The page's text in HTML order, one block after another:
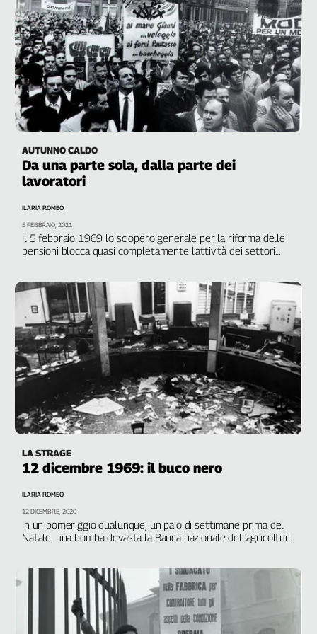
Liguria
Lombardia
Marche
Piemonte
Puglia
Sardegna
Sicilia
Toscana
Trentino
Umbria
Valle
Veneto
Archivio
2014
Cerca
Contatti
La
Newsletter
AUTUNNO CALDO
Da una parte sola, dalla parte dei
lavoratori
Il 5 febbraio 1969 lo sciopero generale per la riforma delle
pensioni blocca quasi completamente l’attività dei settori
industriali
ILARIA ROMEO
5 FEBBRAIO, 2021
LA STRAGE
12 dicembre 1969: il buco nero
In un pomeriggio qualunque, un paio di settimane prima del
Natale, una bomba devasta la Banca nazionale dell'agricoltura
ILARIA ROMEO
12 DICEMBRE, 2020